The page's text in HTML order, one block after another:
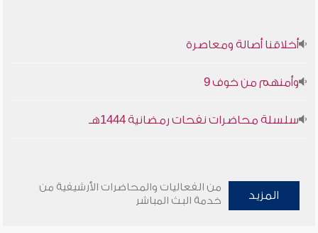
أخلاقنا أصالة ومعاصرة
وأمنهم من خوف 9
سلسلة محاضرات نفحات رمضانية 1444هـ
المزيد
من الفعاليات والمحاضرات الأرشيفية من
خدمة البث المباشر